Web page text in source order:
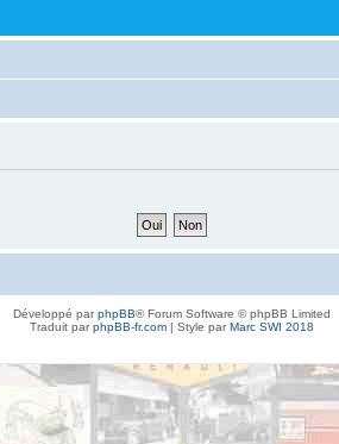
Développé parphpBB® Forum Software © phpBB Limited
Traduit parphpBB-fr.com| Style parMarc SWI 2018